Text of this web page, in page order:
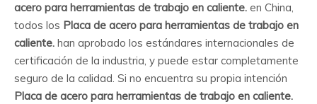
acero para herramientas de trabajo en caliente. en China,
todos los Placa de acero para herramientas de trabajo en
caliente. han aprobado los estándares internacionales de
certificación de la industria, y puede estar completamente
seguro de la calidad. Si no encuentra su propia intención
Placa de acero para herramientas de trabajo en caliente.